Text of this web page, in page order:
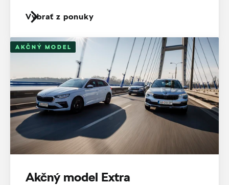
Vybrať z ponuky
AKČNÝ MODEL
Akčný model Extra